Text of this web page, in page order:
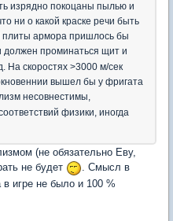
изрядно покоцаны пылью и
ни о какой краске речи быть
плиты армора пришлось бы
должен проминаться щит и
На скоростях >3000 м/сек
вышел бы у фригата
несовнестимы,
физики, иногда
(не обязательно Еву,
не будет
. Смысл в
игре не было и 100 %